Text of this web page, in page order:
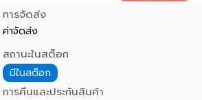
การจัดส่ง
ค่าจัดส่ง
สถานะในสต็อก
มีในสต็อก
การคืนและประกันสินค้า